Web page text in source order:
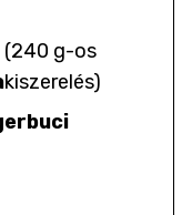
(240 g-os
kiszerelés)